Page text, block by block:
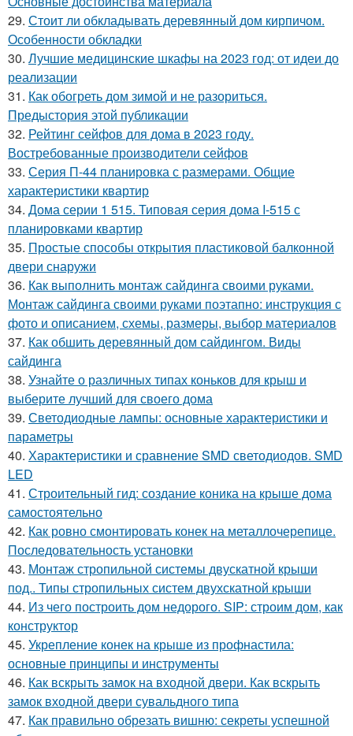
29. Стоит ли обкладывать деревянный дом кирпичом.
Особенности обкладки
30. Лучшие медицинские шкафы на 2023 год: от идеи до
реализации
31. Как обогреть дом зимой и не разориться.
Предыстория этой публикации
32. Рейтинг сейфов для дома в 2023 году.
Востребованные производители сейфов
33. Серия П-44 планировка с размерами. Общие
характеристики квартир
34. Дома серии 1 515. Типовая серия дома I-515 с
планировками квартир
35. Простые способы открытия пластиковой балконной
двери снаружи
36. Как выполнить монтаж сайдинга своими руками.
Монтаж сайдинга своими руками поэтапно: инструкция с
фото и описанием, схемы, размеры, выбор материалов
37. Как обшить деревянный дом сайдингом. Виды
сайдинга
38. Узнайте о различных типах коньков для крыш и
выберите лучший для своего дома
39. Светодиодные лампы: основные характеристики и
параметры
40. Характеристики и сравнение SMD светодиодов. SMD
LED
41. Строительный гид: создание коника на крыше дома
самостоятельно
42. Как ровно смонтировать конек на металлочерепице.
Последовательность установки
43. Монтаж стропильной системы двускатной крыши
под.. Типы стропильных систем двухскатной крыши
44. Из чего построить дом недорого. SIP: строим дом, как
конструктор
45. Укрепление конек на крыше из профнастила:
основные принципы и инструменты
46. Как вскрыть замок на входной двери. Как вскрыть
замок входной двери сувальдного типа
47. Как правильно обрезать вишню: секреты успешной